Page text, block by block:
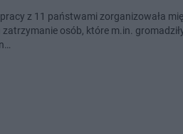
z 11 państwami zorganizowała
zatrzymanie osób, które m.in.